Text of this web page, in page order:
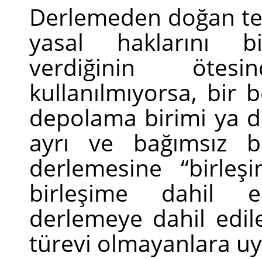
Derlemeden doğan
yasal haklarını
verdiğinin
kullanılmıyorsa, bir
depolama birimi ya
ayrı ve bağımsız
derlemesine “
birleşime dahil
derlemeye dahil
türevi olmayanlara